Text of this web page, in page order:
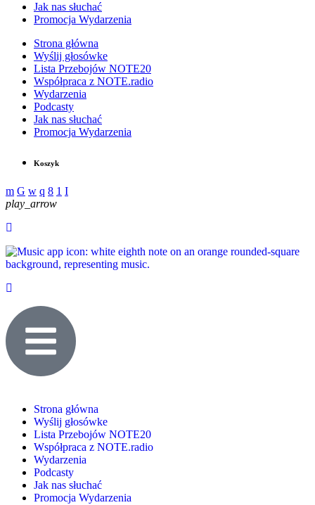
Jak nas słuchać
Promocja Wydarzenia
Strona główna
Wyślij głosówke
Lista Przebojów NOTE20
Współpraca z NOTE.radio
Wydarzenia
Podcasty
Jak nas słuchać
Promocja Wydarzenia
Koszyk
play_arrow
Strona główna
Wyślij głosówke
Lista Przebojów NOTE20
Współpraca z NOTE.radio
Wydarzenia
Podcasty
Jak nas słuchać
Promocja Wydarzenia